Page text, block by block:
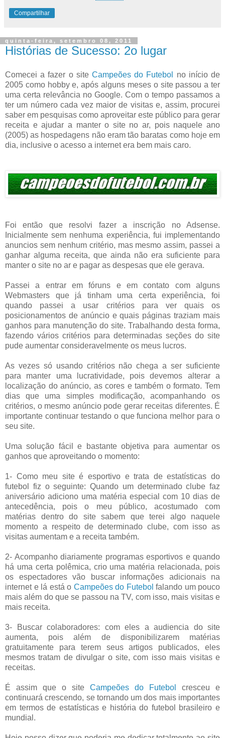
Compartilhar
quinta-feira, setembro 08, 2011
Histórias de Sucesso: 2o lugar
Comecei a fazer o site Campeões do Futebol
no início de
2005 como hobby e, após alguns meses o site passou a ter
uma certa relevância no Google. Com o tempo passamos a
ter um número cada vez maior de visitas e, assim, procurei
saber em pesquisas como aproveitar este público para gerar
receita e ajudar a manter o site no ar, pois naquele ano
(2005) as hospedagens não eram tão baratas como hoje em
dia, inclusive o acesso a internet era bem mais caro.
Foi então que resolvi fazer a inscrição no Adsense.
Inicialmente sem nenhuma experiência, fui implementando
anuncios sem nenhum critério, mas mesmo assim, passei a
ganhar alguma receita, que ainda não era suficiente para
manter o site no ar e pagar as despesas que ele gerava.
Passei a entrar em fóruns e em contato com alguns
Webmasters que já tinham uma certa experiência, foi
quando passei a usar critérios para ver quais os
posicionamentos de anúncio e quais páginas traziam mais
ganhos para manutenção do site. Trabalhando desta forma,
fazendo vários critérios para determinadas seções do site
pude aumentar consideravelmente os meus lucros.
As vezes só usando critérios não chega a ser suficiente
para manter uma lucratividade, pois devemos alterar a
localização do anúncio, as cores e também o formato. Tem
dias que uma simples modificação, acompanhando os
critérios, o mesmo anúncio pode gerar receitas diferentes. É
importante continuar testando o que funciona melhor para o
seu site.
Uma solução fácil e bastante objetiva para aumentar os
ganhos que aproveitando o momento:
1- Como meu site é esportivo e trata de estatísticas do
futebol fiz o seguinte: Quando um determinado clube faz
aniversário adiciono uma matéria especial com 10 dias de
antecedência, pois o meu público, acostumado com
matérias dentro do site sabem que terei algo naquele
momento a respeito de determinado clube, com isso as
visitas aumentam e a receita também.
2- Acompanho diariamente programas esportivos e quando
há uma certa polêmica, crio uma matéria relacionada, pois
os espectadores vão buscar informações adicionais na
internet e lá está o Campeões do Futebol falando um pouco
mais além do que se passou na TV, com isso, mais visitas e
mais receita.
3- Buscar colaboradores: com eles a audiencia do site
aumenta, pois além de disponibilizarem matérias
gratuitamente para terem seus artigos publicados, eles
mesmos tratam de divulgar o site, com isso mais visitas e
receitas.
É assim que o site Campeões do Futebol
cresceu e
continuará crescendo, se tornando um dos mais importantes
em termos de estatísticas e história do futebol brasileiro e
mundial.